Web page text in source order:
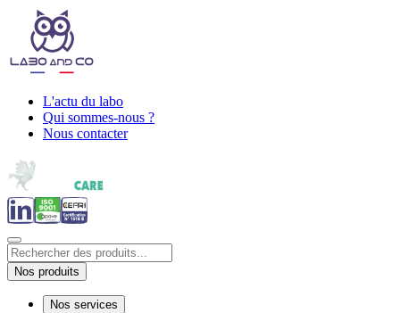
L'actu du labo
Qui sommes-nous ?
Nous contacter
Nos produits
Nos services